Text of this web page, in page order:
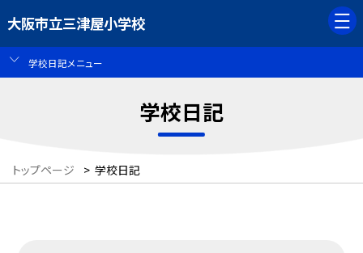
大阪市立三津屋小学校
学校日記メニュー
学校日記
トップページ > 学校日記